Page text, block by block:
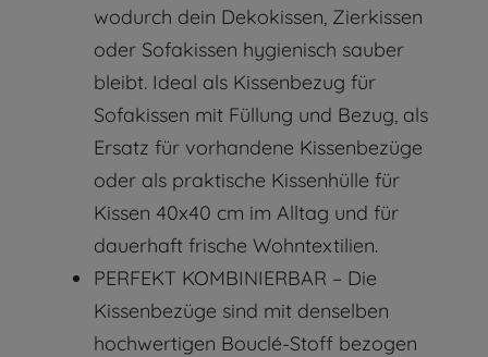
wodurch dein Dekokissen, Zierkissen
oder Sofakissen hygienisch sauber
bleibt. Ideal als Kissenbezug für
Sofakissen mit Füllung und Bezug, als
Ersatz für vorhandene Kissenbezüge
oder als praktische Kissenhülle für
Kissen 40x40 cm im Alltag und für
dauerhaft frische Wohntextilien.
PERFEKT KOMBINIERBAR – Die
Kissenbezüge sind mit denselben
hochwertigen Bouclé-Stoff bezogen